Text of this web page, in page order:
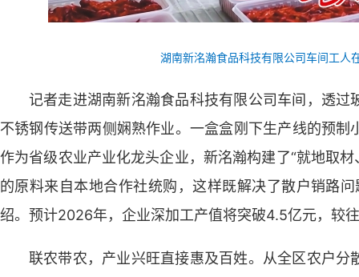
湖南新洺瀚食品科技有限公司车间工人
记者走进湖南新洺瀚食品科技有限公司车间，透
不锈钢传送带两侧娴熟作业。一盒盒刚下生产线的预
作为省级农业产业化龙头企业，新洺瀚构建了“就地取
的原料来自本地合作社统购，这样既解决了散户销路
绍。预计2026年，企业深加工产值将突破4.5亿元，较
联农带农，产业兴旺直接惠及百姓。从全区农户